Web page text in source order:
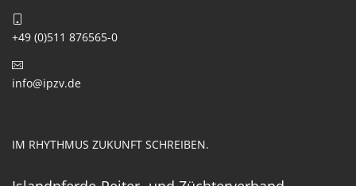
+49 (0)511 876565-0
info@ipzv.de
IM RHYTHMUS ZUKUNFT SCHREIBEN.